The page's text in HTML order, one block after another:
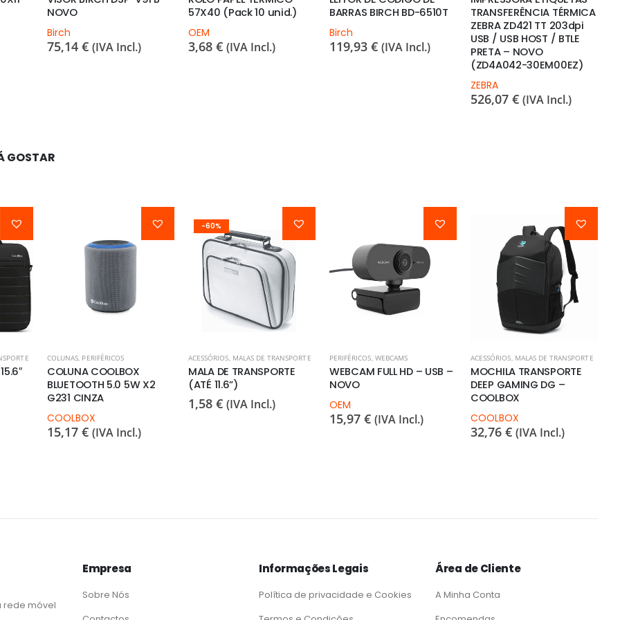
NOVO
Birch
75,14 € (IVA Incl.)
57X40 (Pack 10 unid.)
OEM
3,68 € (IVA Incl.)
BARRAS BIRCH BD-6510T
Birch
119,93 € (IVA Incl.)
TRANSFERÊNCIA TÉRMICA
ZEBRA ZD421 TT 203dpi
USB / USB HOST / BTLE
PRETA – NOVO
(ZD4A042-30EM00EZ)
ZEBRA
526,07 € (IVA Incl.)
GOSTAR
COLUNAS PERIFÉRICOS
COLUNA COOLBOX
BLUETOOTH 5.0 5W X2
G231 CINZA
COOLBOX
15,17 € (IVA Incl.)
-60%
ACESSÓRIOS MALAS DE TRANSPORTE
MALA DE TRANSPORTE
(ATÉ 11.6”)
1,58 € (IVA Incl.)
PERIFÉRICOS WEBCAMS
WEBCAM FULL HD – USB –
NOVO
OEM
15,97 € (IVA Incl.)
ACESSÓRIOS MALAS DE TRANSPORTE
MOCHILA TRANSPORTE
DEEP GAMING DG –
COOLBOX
COOLBOX
32,76 € (IVA Incl.)
rede móvel
Empresa
Sobre Nós
Informações Legais
Política de privacidade e Cookies
Área de Cliente
A Minha Conta